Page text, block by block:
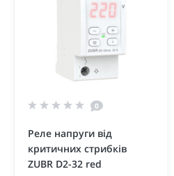
0
Реле напруги від
критичних стрибків
ZUBR D2-32 red